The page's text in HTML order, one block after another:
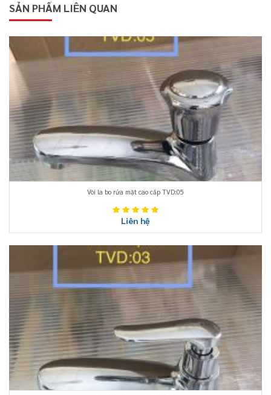
SẢN PHẨM LIÊN QUAN
Vòi la bo rửa mặt cao cấp TVD:05
Liên hệ